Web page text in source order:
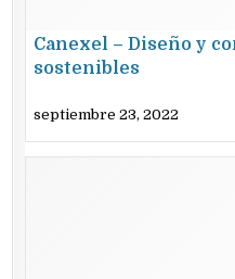
Canexel – Diseño y
sostenibles
septiembre 23, 2022